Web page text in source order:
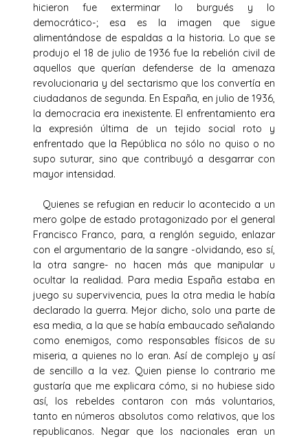
hicieron fue exterminar lo burgués y lo
democrático-; esa es la imagen que sigue
alimentándose de espaldas a la historia. Lo que se
produjo el 18 de julio de 1936 fue la rebelión civil de
aquellos que querían defenderse de la amenaza
revolucionaria y del sectarismo que los convertía en
ciudadanos de segunda. En España, en julio de 1936,
la democracia era inexistente. El enfrentamiento era
la expresión última de un tejido social roto y
enfrentado que la República no sólo no quiso o no
supo suturar, sino que contribuyó a desgarrar con
mayor intensidad.
Quienes se refugian en reducir lo acontecido a un
mero golpe de estado protagonizado por el general
Francisco Franco, para, a renglón seguido, enlazar
con el argumentario de la sangre -olvidando, eso sí,
la otra sangre- no hacen más que manipular u
ocultar la realidad. Para media España estaba en
juego su supervivencia, pues la otra media le había
declarado la guerra. Mejor dicho, solo una parte de
esa media, a la que se había embaucado señalando
como enemigos, como responsables físicos de su
miseria, a quienes no lo eran. Así de complejo y así
de sencillo a la vez. Quien piense lo contrario me
gustaría que me explicara cómo, si no hubiese sido
así, los rebeldes contaron con más voluntarios,
tanto en números absolutos como relativos, que los
republicanos. Negar que los nacionales eran un